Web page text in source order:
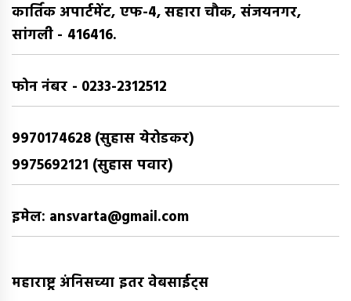
कार्तिक अपार्टमेंट, एफ-4, सहारा चौक, संजयनगर,
सांगली - 416416.
फोन नंबर - 0233-2312512
9970174628 (सुहास येरोडकर)
9975692121 (सुहास पवार)
इमेल: ansvarta@gmail.com
महाराष्ट्र अंनिसच्या इतर वेबसाईट्स